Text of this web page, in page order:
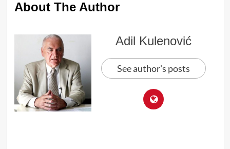
About The Author
Adil Kulenović
See author's posts